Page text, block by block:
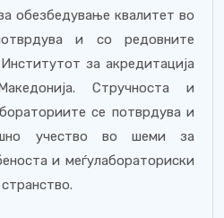
обезбедување квалитет во
и со редовните
за акредитација
Стручноста и
се потврдува и
учество во шеми за
и меѓулабораториски